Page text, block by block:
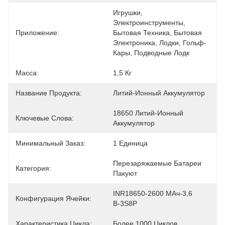
Приложение:
Игрушки,
Электроинструменты,
Бытовая Техника, Бытовая
Электроника, Лодки, Гольф-
Кары, Подводные Лодк
Масса: 1,5 Кг
Название Продукта: Литий-Ионный Аккумулятор
Ключевые Слова:
18650 Литий-Ионный
Аккумулятор
Минимальный Заказ: 1 Единица
Категория:
Перезаряжаемые Батареи
Пакуют
Конфигурация Ячейки:
INR18650-2600 МАч-3,6
В-3S8P